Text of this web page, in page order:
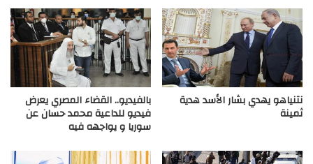
نتنياهو يهدي بشار الأسد هدية
ثمينة
بالفيديو.. القضاء المصري يعرض
فيديو للداعية محمد حسان عن
سوريا و يواجهه فيه